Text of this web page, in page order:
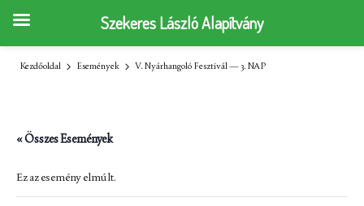
Kezdőoldal Események V. Nyárhangoló Fesztivál — 3. NAP
« Összes Események
Ez az esemény elmúlt.
Szekeres László Alapítvány